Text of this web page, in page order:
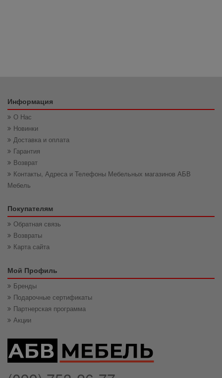
Информация
О Нас
Новинки
Доставка и оплата
Гарантия
Возврат
Контакты, Адреса и Телефоны Мебельных магазинов АБВ
Мебель
Покупателям
Обратная связь
Возвраты
Карта сайта
Мой Профиль
Бренды
Подарочные сертификаты
Партнерская программа
Акции